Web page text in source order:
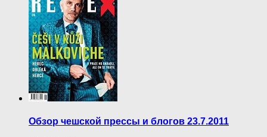
Обзор чешской прессы и блогов 23.7.2011